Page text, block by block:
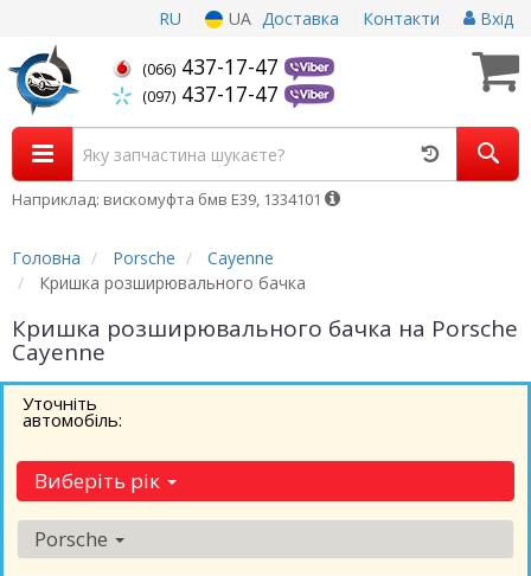
RU UA Доставка Контакти Вхід
(066) 437-17-47
(097) 437-17-47
Наприклад: вискомуфта бмв Е39, 1334101
Головна Porsche
Cayenne
Кришка розширювального бачка
Кришка розширювального бачка на Porsche
Cayenne
Уточніть
автомобіль:
Виберіть рік
Porsche